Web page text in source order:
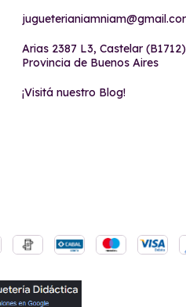
Arias 2387 L3, Castelar
Provincia de Buenos Aires
¡Visitá nuestro Blog!